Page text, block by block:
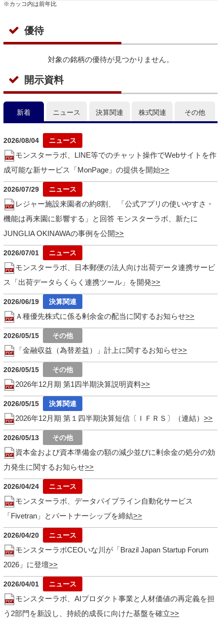
※カッコ内は前年比
優待
対象の銘柄の優待が見つかりません。
開示資料
新着 ニュース 決算関連 株式関連 その他
2026/08/04
モンスターラボ、LINE等でのチャット操作でWebサイトを作
成可能な新サービス「MonPage」の提供を開始
2026/07/29
レジャー施設来園者の約8割、 「公式アプリの使いやすさ・
機能は再来園に影響する」と回答 モンスターラボ、新たに
JUNGLIA OKINAWAの事例を公開
2026/07/01
モンスターラボ、日本郵便の法人向け出荷データ連携サービ
ス「出荷データらくらく連携ツール」を開発
2026/06/19
Ａ種優先株式に係る剰余金の配当に関するお知らせ
2026/05/15
「金融収益（為替差益）」計上に関するお知らせ
2026/05/15
2026年12月期 第1四半期決算説明資料
2026/05/15
2026年12月期 第１四半期決算短信〔ＩＦＲＳ〕（連結）
2026/05/13
資本金および資本準備金の額の減少並びに剰余金の処分の効
力発生に関するお知らせ
2026/04/24
モンスターラボ、データパイプライン自動化サービス
「Fivetran」とパートナーシップを締結
2026/04/20
モンスターラボCEOいな川が「Brazil Japan Startup Forum
2026」に登壇
2026/04/01
モンスターラボ、AIプロダクト事業と人材価値の再定義を担
う2部門を新設し、持続的成長に向けた基盤を確立